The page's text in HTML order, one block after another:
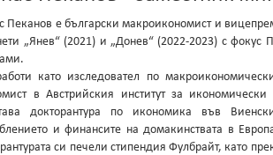
Пеканов е български макроикономист и
„Янев“ (2021) и „Донев“ (2022-2023) с фокус
като изследовател по
в Австрийския институт за
докторантура по икономика във
и финансите на домакинствата в
си печели стипендия Фулбрайт, като